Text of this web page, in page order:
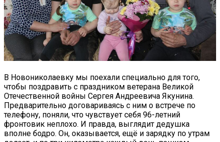
В Новониколаевку мы поехали специально для того,
чтобы поздравить с праздником ветерана Великой
Отечественной войны Сергея Андреевича Якунина.
Предварительно договариваясь с ним о встрече по
телефону, поняли, что чувствует себя 96-летний
фронтовик неплохо. И правда, выглядит дедушка
вполне бодро. Он, оказывается, ещё и зарядку по утрам